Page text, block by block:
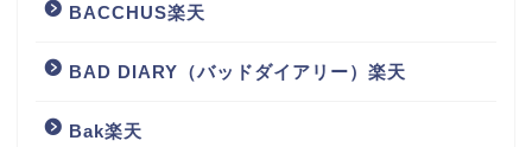
BACCHUS楽天
BAD DIARY（バッドダイアリー）楽天
Bak楽天